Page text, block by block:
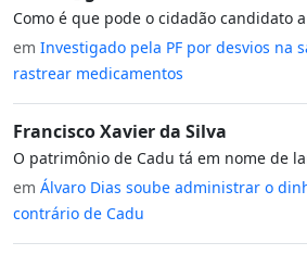
Como é que pode o cidadão candidato
em Investigado pela PF por desvios na
rastrear medicamentos
Francisco Xavier da Silva
O patrimônio de Cadu tá em nome de
em Álvaro Dias soube administrar o
contrário de Cadu